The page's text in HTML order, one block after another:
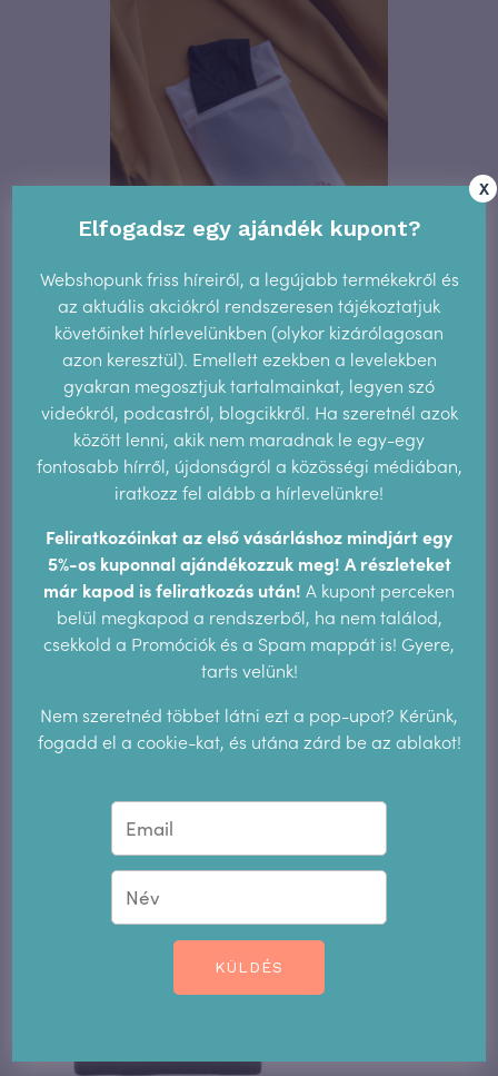
Mosózsák
2.200Ft
Neszesszer mosható betéthez
X
Elfogadsz egy ajándék kupont?
Webshopunk friss híreiről, a legújabb termékekről és
az aktuális akciókról rendszeresen tájékoztatjuk
követőinket hírlevelünkben (olykor kizárólagosan
azon keresztül). Emellett ezekben a levelekben
gyakran megosztjuk tartalmainkat, legyen szó
videókról, podcastról, blogcikkről. Ha szeretnél azok
között lenni, akik nem maradnak le egy-egy
fontosabb hírről, újdonságról a közösségi médiában,
iratkozz fel alább a hírlevelünkre!
Feliratkozóinkat az első vásárláshoz mindjárt egy
5%-os kuponnal ajándékozzuk meg! A részleteket
már kapod is feliratkozás után! A kupont perceken
belül megkapod a rendszerből, ha nem találod,
csekkold a Promóciók és a Spam mappát is! Gyere,
tarts velünk!
Nem szeretnéd többet látni ezt a pop-upot? Kérünk,
fogadd el a cookie-kat, és utána zárd be az ablakot!
KÜLDÉS